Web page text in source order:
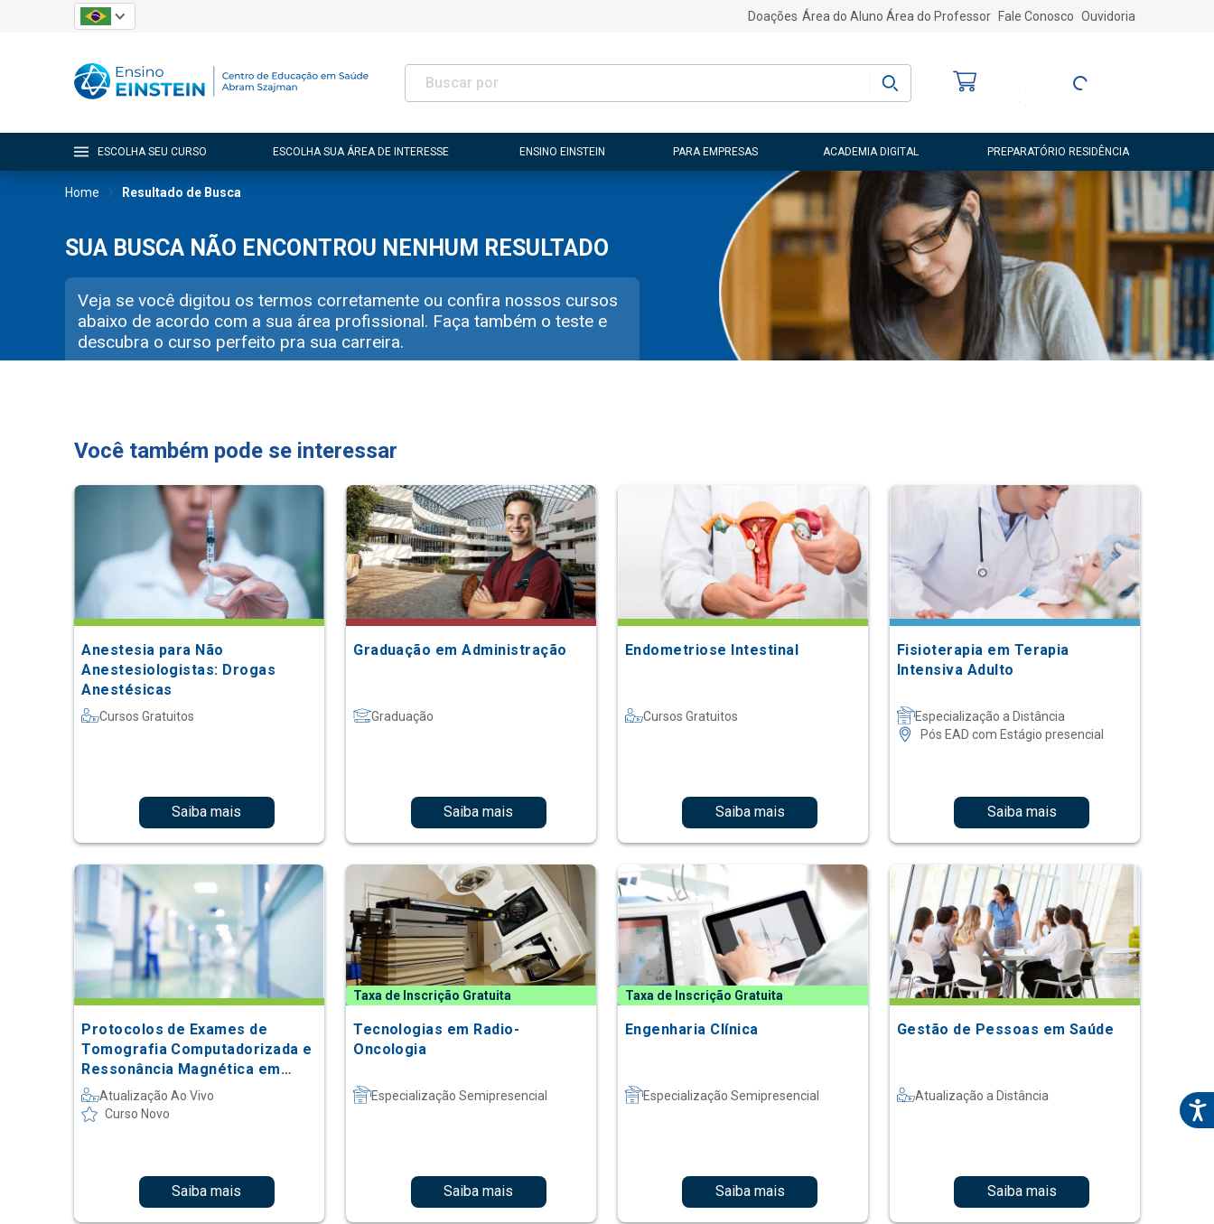
Doações Área do Aluno Área do Professor Fale Conosco Ouvidoria
Entre ou Cadastre-
ESCOLHA SEU CURSO ESCOLHA SUA ÁREA DE INTERESSE ENSINO EINSTEIN PARA EMPRESAS ACADEMIA DIGITAL PREPARATÓRIO RESIDÊNCIA
Home Resultado de Busca
SUA BUSCA NÃO ENCONTROU NENHUM RESULTADO
Veja se você digitou os termos corretamente ou confira nossos cursos
abaixo de acordo com a sua área profissional. Faça também o teste e
descubra o curso perfeito pra sua carreira.
Você também pode se interessar
Anestesia para Não
Anestesiologistas: Drogas
Anestésicas
Cursos Gratuitos
Saiba mais
Graduação em Administração
Graduação
Saiba mais
Endometriose Intestinal
Cursos Gratuitos
Saiba mais
Fisioterapia em Terapia
Intensiva Adulto
Especialização a Distância
Pós EAD com Estágio presencial
Saiba mais
Protocolos de Exames de
Tomografia Computadorizada e
Ressonância Magnética em
Pediatria
Atualização Ao Vivo
Curso Novo
Saiba mais
Taxa de Inscrição Gratuita
Tecnologias em Radio-
Oncologia
Especialização Semipresencial
Saiba mais
Taxa de Inscrição Gratuita
Engenharia Clínica
Especialização Semipresencial
Saiba mais
Gestão de Pessoas em Saúde
Atualização a Distância
Saiba mais